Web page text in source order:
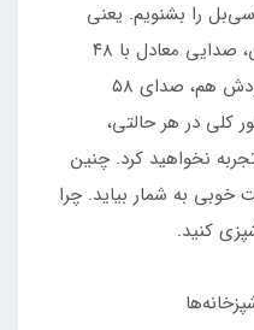
معادل با ۴۸ تا ۵۸ دسی‌بل را بشنویم. یعنی
هود در حالت فعالیت حداقلی‌اش، صدایی معادل با ۴۸
دسی‌بل و در حالت حداکثری خودش هم، صدای ۵۸
کلی در هر حالتی،
دسی‌بل را تجربه نخواهید کرد. چنین
به شمار بیاید. چرا
کنید.